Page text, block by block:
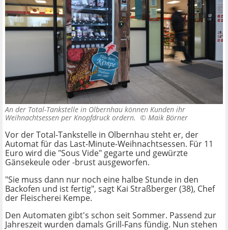
An der Total-Tankstelle in Olbernhau können Kunden ihr
Weihnachtsessen per Knopfdruck ordern. © Maik Börner
Vor der Total-Tankstelle in Olbernhau steht er, der
Automat für das Last-Minute-Weihnachtsessen. Für 11
Euro wird die "Sous Vide" gegarte und gewürzte
Gänsekeule oder -brust ausgeworfen.
"Sie muss dann nur noch eine halbe Stunde in den
Backofen und ist fertig", sagt Kai Straßberger (38), Chef
der Fleischerei Kempe.
Den Automaten gibt's schon seit Sommer. Passend zur
Jahreszeit wurden damals Grill-Fans fündig. Nun stehen